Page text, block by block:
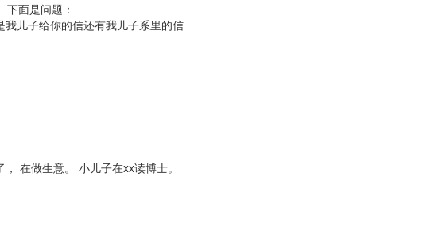
面是问题：
儿子给你的信还有我儿子系里的信
在做生意。 小儿子在xx读博士。